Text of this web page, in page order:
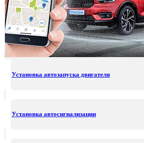
Установка автозапуска двигателя
Установка автосигнализации